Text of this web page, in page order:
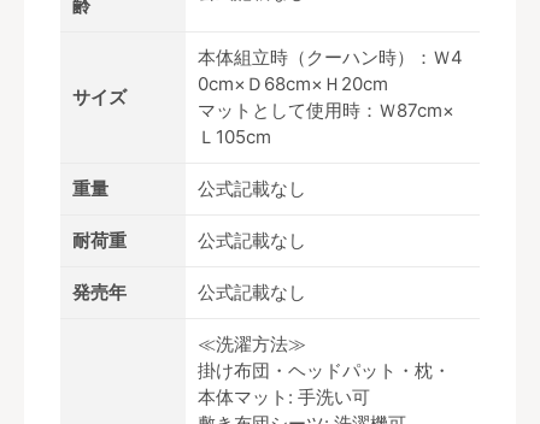
齢
サイズ
本体組立時（クーハン時）：Ｗ4
0cm×Ｄ68cm×Ｈ20cm
マットとして使用時：Ｗ87cm×
Ｌ105cm
重量 公式記載なし
耐荷重 公式記載なし
発売年 公式記載なし
≪洗濯方法≫
掛け布団・ヘッドパット・枕・
本体マット: 手洗い可